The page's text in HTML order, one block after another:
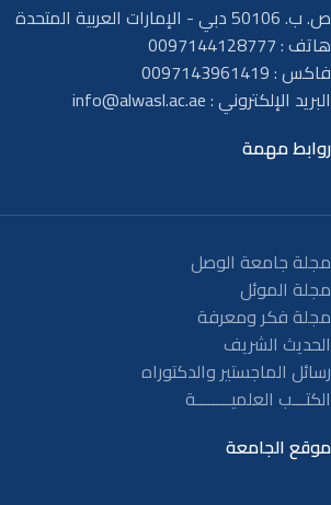
ص. ب. 50106 دبي - الإمارات العربية المتحدة
هاتف : 0097144128777
فاكس : 0097143961419
البريد الإلكتروني :info@alwasl.ac.ae
روابط مهمة
مجلة جامعة الوصل
مجلة الموئل
مجلة فكر ومعرفة
الحديث الشريف
رسائل الماجستير والدكتوراه
الكتـــب العلميــــــــة
موقع الجامعة